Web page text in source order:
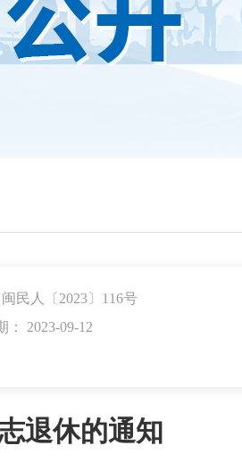
民人〔2023〕116号
： 2023-09-12
退休的通知